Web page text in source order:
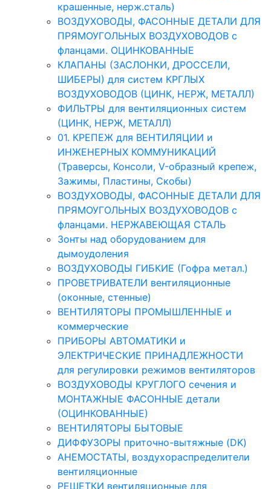
крашенные, нерж.сталь)
ВОЗДУХОВОДЫ, ФАСОННЫЕ ДЕТАЛИ ДЛЯ
ПРЯМОУГОЛЬНЫХ ВОЗДУХОВОДОВ с
фланцами. ОЦИНКОВАННЫЕ
КЛАПАНЫ (ЗАСЛОНКИ, ДРОССЕЛИ,
ШИБЕРЫ) для систем КРГЛЫХ
ВОЗДУХОВОДОВ (ЦИНК, НЕРЖ, МЕТАЛЛ)
ФИЛЬТРЫ для вентиляционных систем
(ЦИНК, НЕРЖ, МЕТАЛЛ)
01. КРЕПЕЖ для ВЕНТИЛЯЦИИ и
ИНЖЕНЕРНЫХ КОММУНИКАЦИЙ
(Траверсы, Консоли, V-образный крепеж,
Зажимы, Пластины, Скобы)
ВОЗДУХОВОДЫ, ФАСОННЫЕ ДЕТАЛИ ДЛЯ
ПРЯМОУГОЛЬНЫХ ВОЗДУХОВОДОВ с
фланцами. НЕРЖАВЕЮЩАЯ СТАЛЬ
Зонты над оборудованием для
дымоудоления
ВОЗДУХОВОДЫ ГИБКИЕ (Гофра метал.)
ПРОВЕТРИВАТЕЛИ вентиляционные
(оконные, стенные)
ВЕНТИЛЯТОРЫ ПРОМЫШЛЕННЫЕ и
коммерческие
ПРИБОРЫ АВТОМАТИКИ и
ЭЛЕКТРИЧЕСКИЕ ПРИНАДЛЕЖНОСТИ
для регулировки режимов вентиляторов
ВОЗДУХОВОДЫ КРУГЛОГО сечения и
МОНТАЖНЫЕ ФАСОННЫЕ детали
(ОЦИНКОВАННЫЕ)
ВЕНТИЛЯТОРЫ БЫТОВЫЕ
ДИФФУЗОРЫ приточно-вытяжные (DK)
АНЕМОСТАТЫ, воздухораспределители
вентиляционные
РЕШЕТКИ вентиляционные для